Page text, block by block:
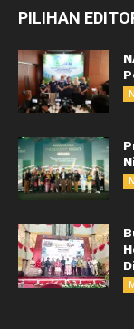
PILIHAN